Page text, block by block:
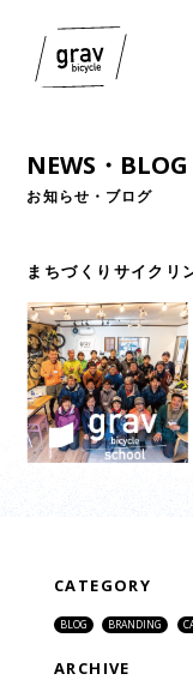
NEWS・BLOG
お知らせ・ブログ
まちづくりサイクリ
CATEGORY
BLOG BRANDING
ARCHIVE